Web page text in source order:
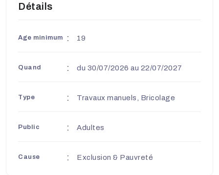
Détails
Age minimum 19
Quand du 30/07/2026 au 22/07/2027
Type Travaux manuels, Bricolage
Public Adultes
Cause Exclusion & Pauvreté